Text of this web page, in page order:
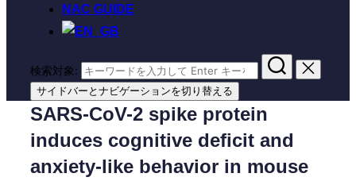
NAC GUIDE
検索対象:
サイドバーとナビゲーションを切り替える
SARS-CoV-2 spike protein
induces cognitive deficit and
anxiety-like behavior in mouse